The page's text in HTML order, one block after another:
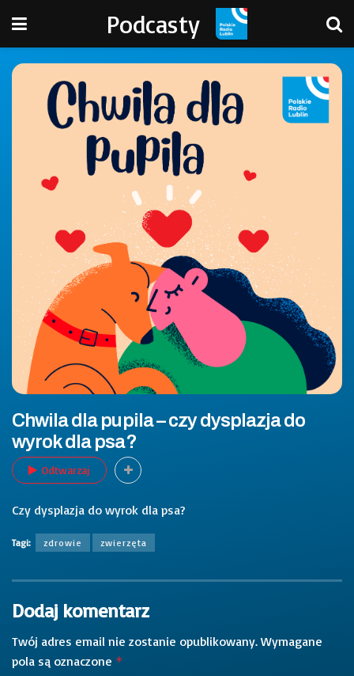
Podcasty
Chwila dla pupila – czy dysplazja do
wyrok dla psa?
Odtwarzaj
Czy dysplazja do wyrok dla psa?
Tagi: zdrowie zwierzęta
Dodaj komentarz
Twój adres email nie zostanie opublikowany. Wymagane
pola są oznaczone *